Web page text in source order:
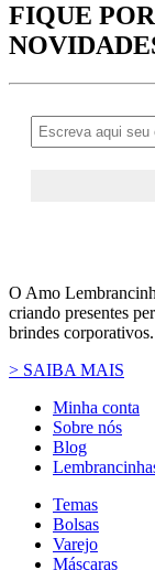
FIQUE
O Amo
criando presentes
brindes
> SAIBA MAIS
Minha conta
Sobre nós
Blog
Temas
Bolsas
Varejo
Máscaras